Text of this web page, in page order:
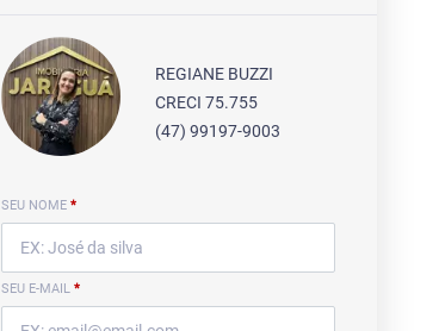
REGIANE BUZZI
CRECI 75.755
(47) 99197-9003
SEU NOME *
SEU E-MAIL *